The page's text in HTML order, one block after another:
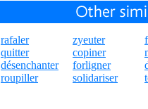
rafaler
quitter
désenchanter
roupiller
zyeuter
copiner
forligner
solidariser